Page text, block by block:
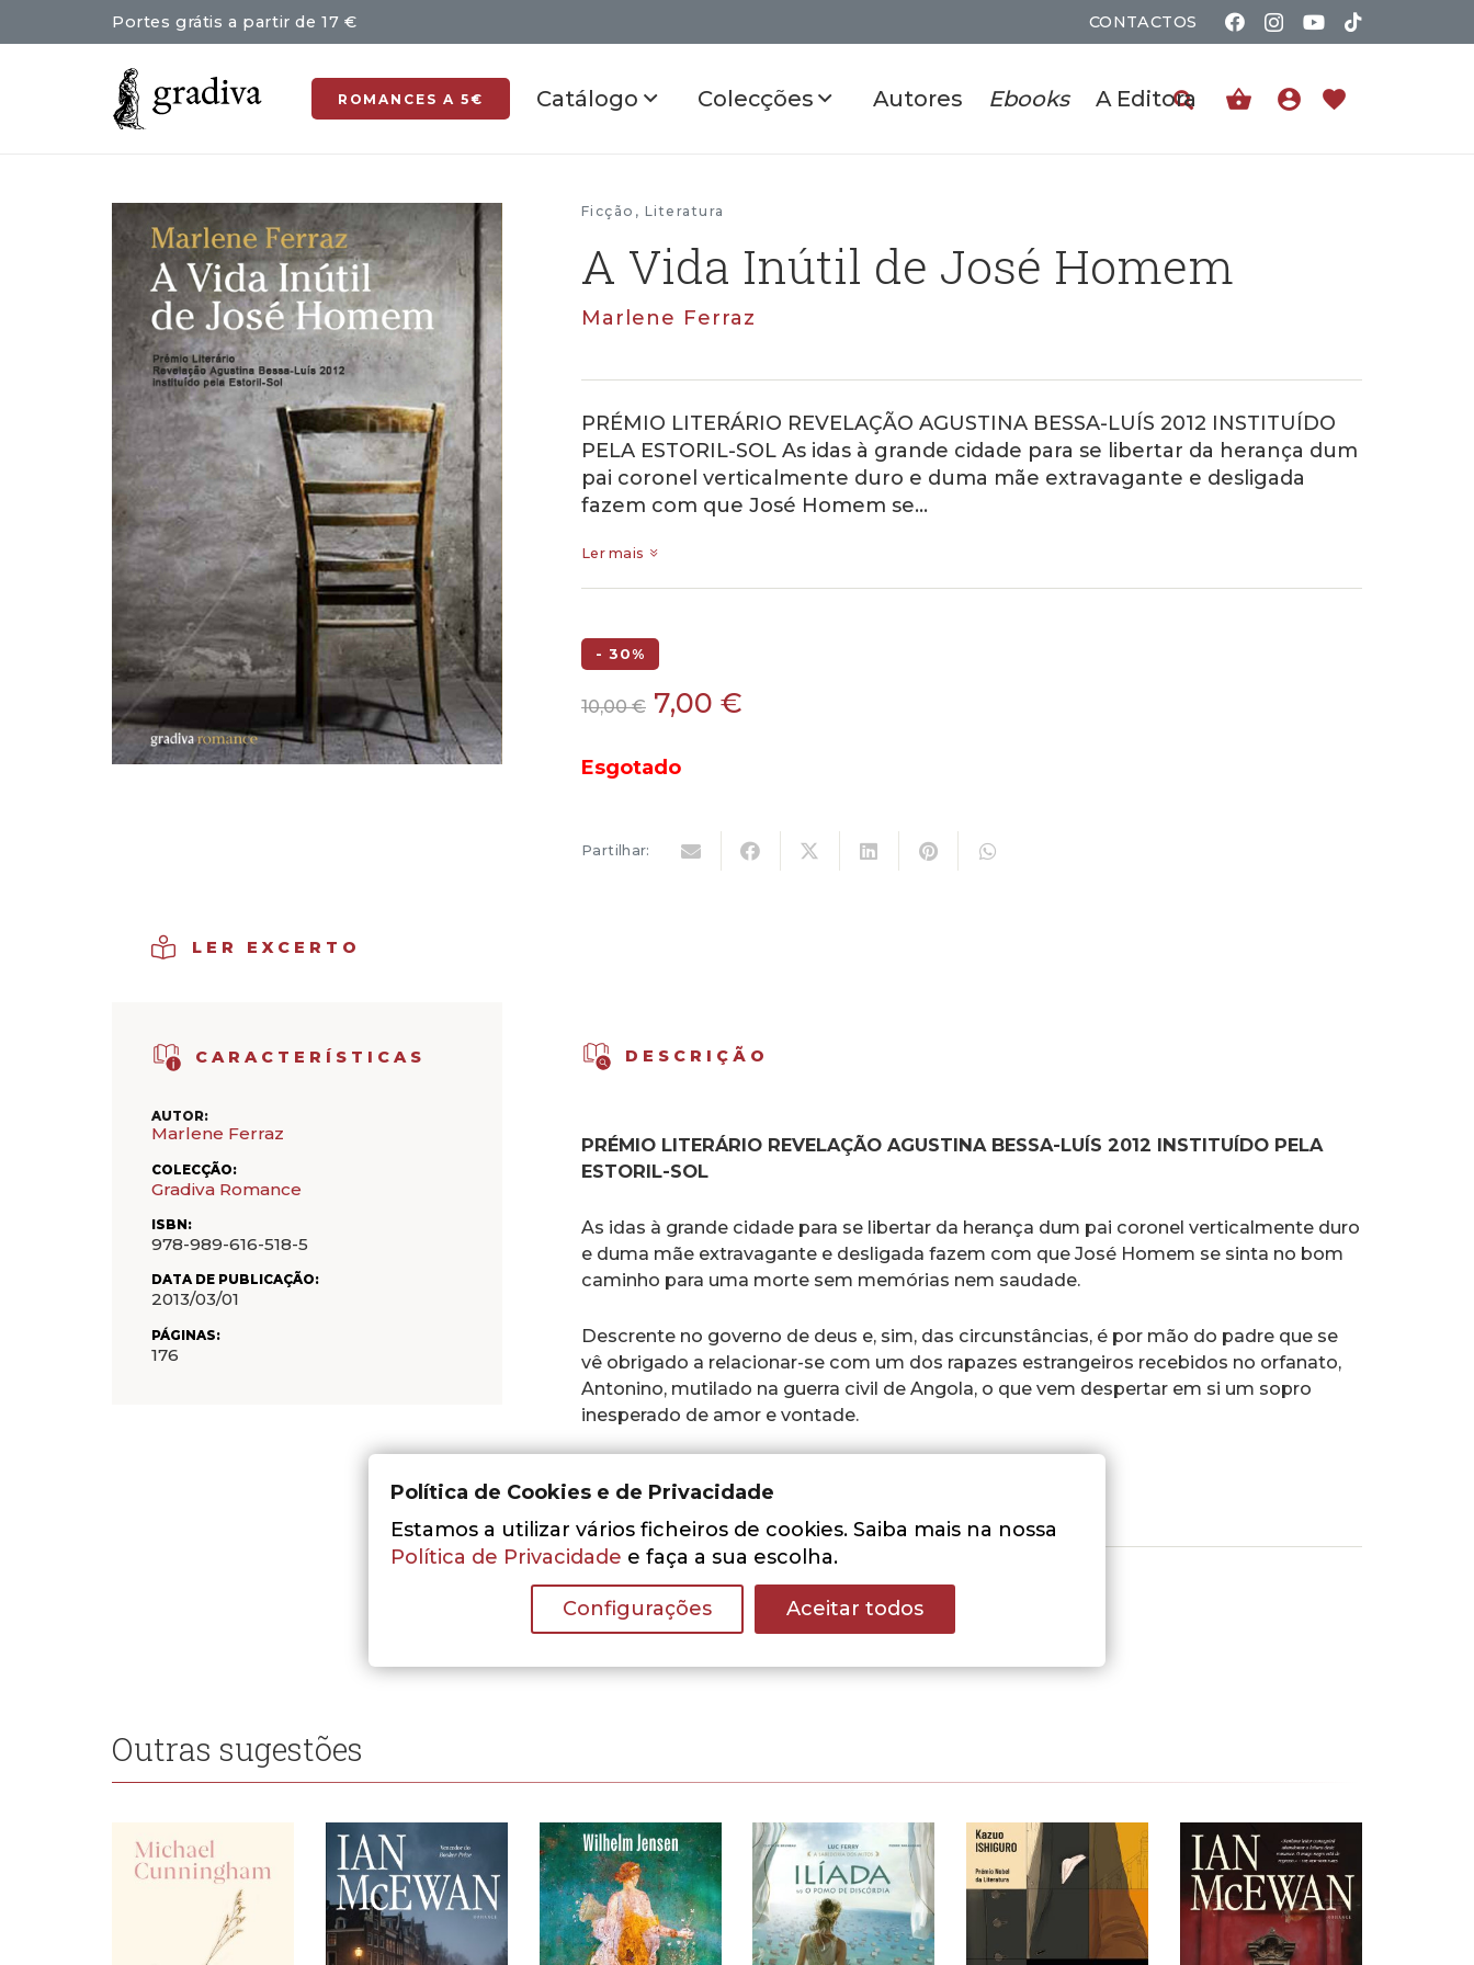
Portes grátis a partir de 17 € CONTACTOS
ROMANCES A 5€ Catálogo Colecções Autores Ebooks A Editora shopping_basket account_circle favorite
Ficção , Literatura
A Vida Inútil de José Homem
Marlene Ferraz
PRÉMIO LITERÁRIO REVELAÇÃO AGUSTINA BESSA-LUÍS 2012 INSTITUÍDO
PELA ESTORIL-SOL As idas à grande cidade para se libertar da herança dum
pai coronel verticalmente duro e duma mãe extravagante e desligada
fazem com que José Homem se…
Ler mais
- 30%
10,00€ O
original
era:
7,00 €
Esgotado
Partilhar:
LER EXCERTO
CARACTERÍSTICAS
AUTOR:
Marlene Ferraz
COLECÇÃO:
Gradiva Romance
ISBN:
978-989-616-518-5
DATA DE PUBLICAÇÃO:
2013/03/01
PÁGINAS:
176
DESCRIÇÃO
PRÉMIO LITERÁRIO REVELAÇÃO AGUSTINA BESSA-LUÍS 2012 INSTITUÍDO PELA
ESTORIL-SOL
As idas à grande cidade para se libertar da herança dum pai coronel verticalmente duro
e duma mãe extravagante e desligada fazem com que José Homem se sinta no bom
caminho para uma morte sem memórias nem saudade.
Descrente no governo de deus e, sim, das circunstâncias, é por mão do padre que se
vê obrigado a relacionar-se com um dos rapazes estrangeiros recebidos no orfanato,
Antonino, mutilado na guerra civil de Angola, o que vem despertar em si um sopro
inesperado de amor e vontade.
Adicionar aos Favoritos
Outras sugestões
Política de Cookies e de Privacidade
Estamos a utilizar vários ficheiros de cookies. Saiba mais na nossa
Política de Privacidade e faça a sua escolha.
Configurações Aceitar todos